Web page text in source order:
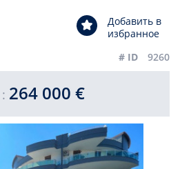
Добавить в
избранное
# ID
9260
264 000 €